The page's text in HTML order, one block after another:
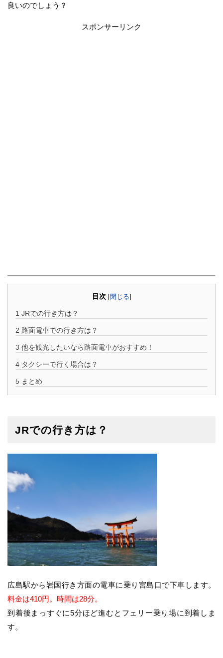
良いのでしょう？
スポンサーリンク
目次 [閉じる]
1 JRでの行き方は？
2 路面電車での行き方は？
3 他を観光したいなら路面電車がおすすめ！
4 タクシーで行く場合は？
5 まとめ
JRでの行き方は？
広島駅から岩国行き方面の電車に乗り宮島口で下車します。
料金は410円。時間は28分。
到着後まっすぐに5分ほど進むとフェリー乗り場に到着しま
す。